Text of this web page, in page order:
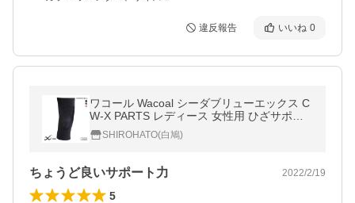
違反報告 いいね 0
ワコール Wacoal シーダブリューエックス C
W-X PARTS レディース 女性用 ひざサポー
ター 片足入り BCY304
SHIROHATO(白鳩)
ちょうど良いサポート力 2022/2/19
5